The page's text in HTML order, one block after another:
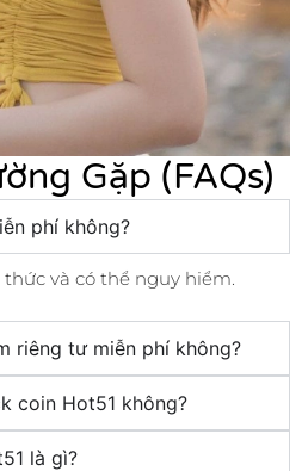
Gặp (FAQs)
phí không?
và có thể nguy hiểm.
riêng tư miễn phí không?
coin Hot51 không?
là gì?